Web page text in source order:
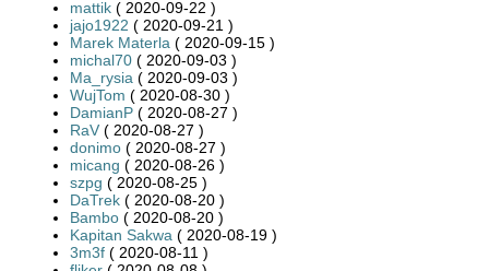
mattik ( 2020-09-22 )
jajo1922 ( 2020-09-21 )
Marek Materla ( 2020-09-15 )
michal70 ( 2020-09-03 )
Ma_rysia ( 2020-09-03 )
WujTom ( 2020-08-30 )
DamianP ( 2020-08-27 )
RaV ( 2020-08-27 )
donimo ( 2020-08-27 )
micang ( 2020-08-26 )
szpg ( 2020-08-25 )
DaTrek ( 2020-08-20 )
Bambo ( 2020-08-20 )
Kapitan Sakwa ( 2020-08-19 )
3m3f ( 2020-08-11 )